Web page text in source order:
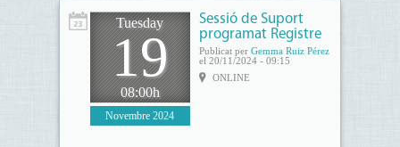
Tuesday
19
08:00h
Novembre 2024
Sessió de Suport
programat Registre
Publicat per Gemma Ruiz Pérez
el 20/11/2024 - 09:15
ONLINE